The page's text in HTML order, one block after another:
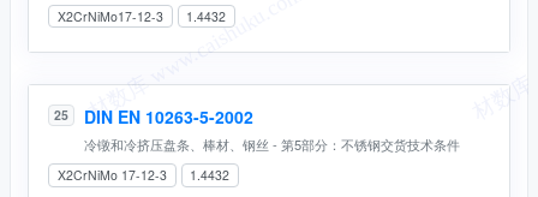
X2CrNiMo17-12-3 1.4432
25 DIN EN 10263-5-2002
冷镦和冷挤压盘条、棒材、钢丝 - 第5部分：不锈钢交货技术条件
X2CrNiMo 17-12-3 1.4432